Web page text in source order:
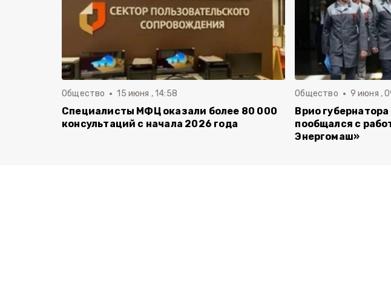
Общество 15 июня , 14:58
Специалисты МФЦ оказали более 80 000
консультаций с начала 2026 года
Общество 9 июня ,
Врио
пообщался с
Энергомаш»